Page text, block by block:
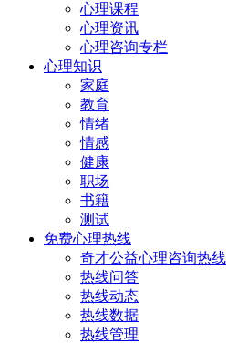
心理课程
心理资讯
心理咨询专栏
心理知识
家庭
教育
情绪
情感
健康
职场
书籍
测试
免费心理热线
奇才公益心理咨询热线
热线问答
热线动态
热线数据
热线管理